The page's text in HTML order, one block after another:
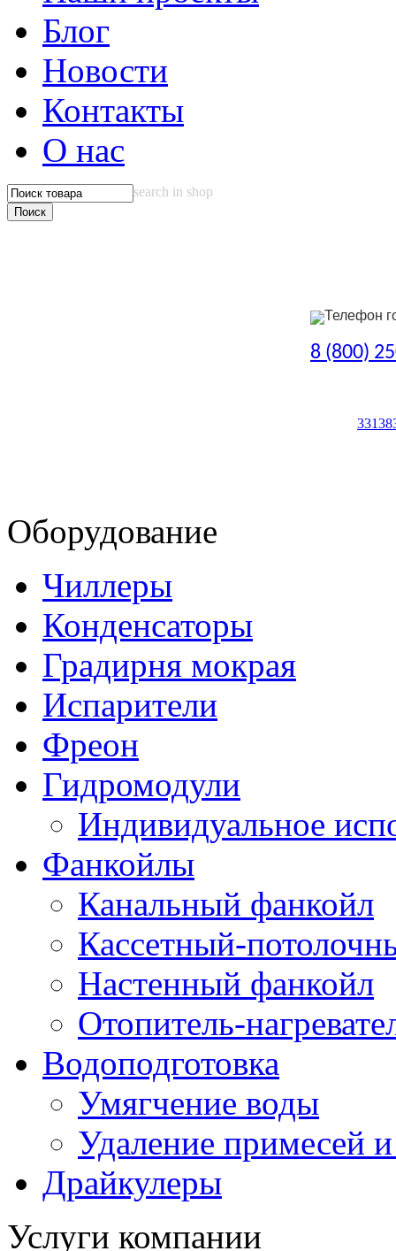
Блог
Новости
Контакты
О нас
search in shop
Телефон
8 (800)
Оборудование
Чиллеры
Конденсаторы
Градирня мокрая
Испарители
Фреон
Гидромодули
Индивидуальное
Фанкойлы
Канальный фанкойл
Кассетный-
Настенный фанкойл
Отопитель-
Водоподготовка
Умягчение воды
Удаление примесей и
Драйкулеры
Услуги компании